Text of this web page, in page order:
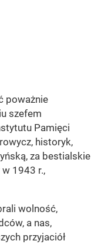
poważnie
szefem
Pamięci
historyk,
za bestialskie
1943 r.,
wolność,
a nas,
przyjaciół